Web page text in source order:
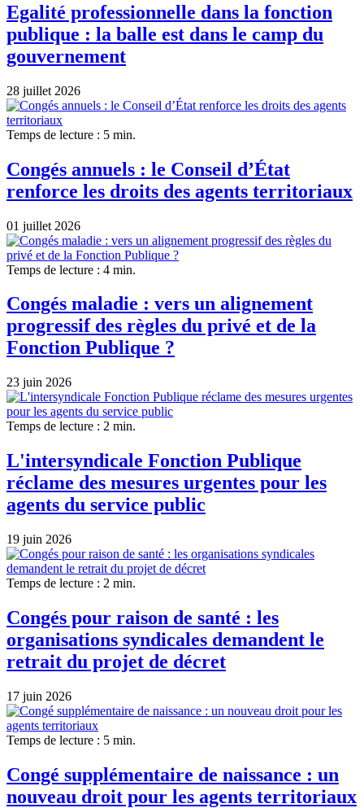
Egalité professionnelle dans la fonction
publique : la balle est dans le camp du
gouvernement
28 juillet 2026
Temps de lecture : 5 min.
Congés annuels : le Conseil d’État
renforce les droits des agents territoriaux
01 juillet 2026
Temps de lecture : 4 min.
Congés maladie : vers un alignement
progressif des règles du privé et de la
Fonction Publique ?
23 juin 2026
Temps de lecture : 2 min.
L'intersyndicale Fonction Publique
réclame des mesures urgentes pour les
agents du service public
19 juin 2026
Temps de lecture : 2 min.
Congés pour raison de santé : les
organisations syndicales demandent le
retrait du projet de décret
17 juin 2026
Temps de lecture : 5 min.
Congé supplémentaire de naissance : un
nouveau droit pour les agents territoriaux